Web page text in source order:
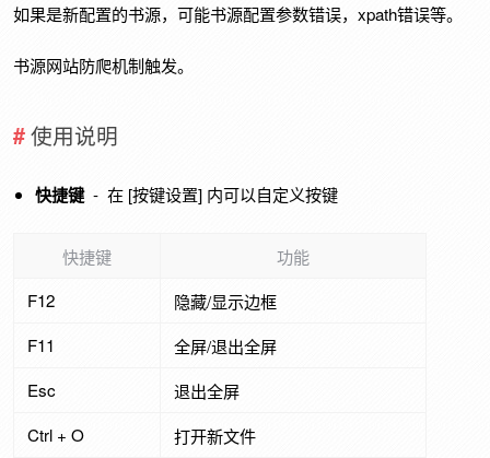
如果是新配置的书源，可能书源配置参数错误，xpath错误等。
书源网站防爬机制触发。
使用说明
快捷键- 在 [按键设置] 内可以自定义按键
快捷键
功能
F12
隐藏/显示边框
F11
全屏/退出全屏
Esc
退出全屏
Ctrl + O
打开新文件